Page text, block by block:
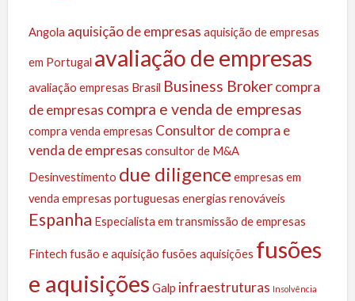
Angola aquisição de empresas aquisição de empresas
em Portugal avaliação de empresas
avaliação empresas Brasil Business Broker compra
de empresas compra e venda de empresas
compra venda empresas Consultor de compra e
venda de empresas consultor de M&A
Desinvestimento due diligence empresas em
venda empresas portuguesas energias renováveis
Espanha Especialista em transmissão de empresas
Fintech fusão e aquisição fusões aquisições fusões
e aquisições Galp infraestruturas Insolvência